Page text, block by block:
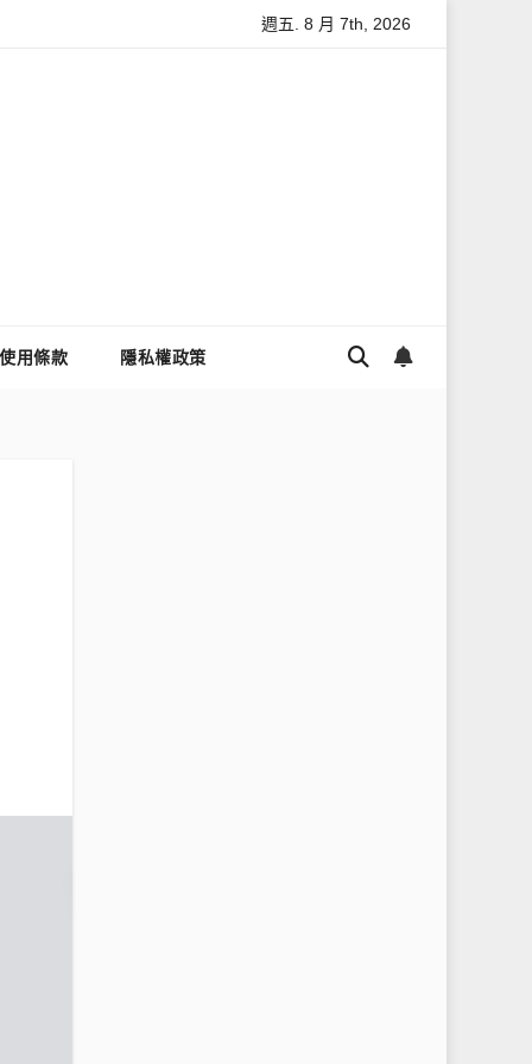
據安全 怎麼讓Threads流量變多？高效提升流量的完整教學
週五. 8 月 7th, 2026
使用條款 隱私權政策